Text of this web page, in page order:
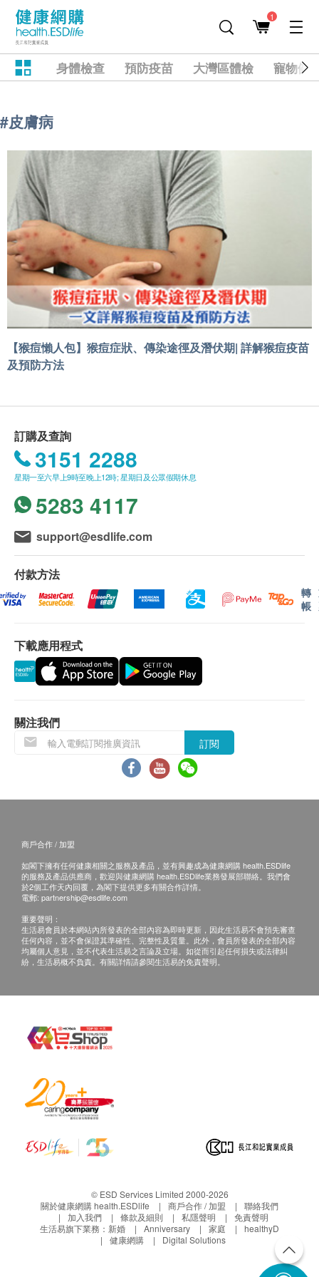
1
身體檢查 預防疫苗 大灣區體檢 寵物健
#皮膚病
【猴痘懶人包】猴痘症狀、傳染途徑及潛伏期| 詳解猴痘疫苗
及預防方法
訂購及查詢
3151 2288
星期一至六早上9時至晚上12時; 星期日及公眾假期休息
5283 4117
support@esdlife.com
付款方法
轉
帳
下載應用程式
關注我們
訂閱
商戶合作 / 加盟
如閣下擁有任何健康相關之服務及產品，並有興趣成為健康網購 health.ESDlife
的服務及產品供應商，歡迎與健康網購 health.ESDlife業務發展部聯絡。我們會
於2個工作天內回覆，為閣下提供更多有關合作詳情。
電郵: partnership@esdlife.com
重要聲明：
生活易會員於本網站內所發表的全部內容為即時更新，因此生活易不會預先審查
任何內容，並不會保證其準確性、完整性及質量。此外，會員所發表的全部內容
均屬個人意見，並不代表生活易之言論及立場。如從而引起任何損失或法律糾
紛，生活易概不負責。有關詳情請參閱生活易的免責聲明。
© ESD Services Limited 2000-2026
關於健康網購 health.ESDlife
商戶合作 / 加盟
聯絡我們
加入我們
條款及細則 私隱聲明
免責聲明
生活易旗下業務： 新婚 Anniversary 家庭
healthyD
健康網購
Digital Solutions